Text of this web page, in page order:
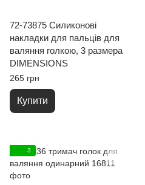
72-73875 Силиконові
накладки для пальців для
валяння голкою, 3 размера
DIMENSIONS
265 грн
Купити
3